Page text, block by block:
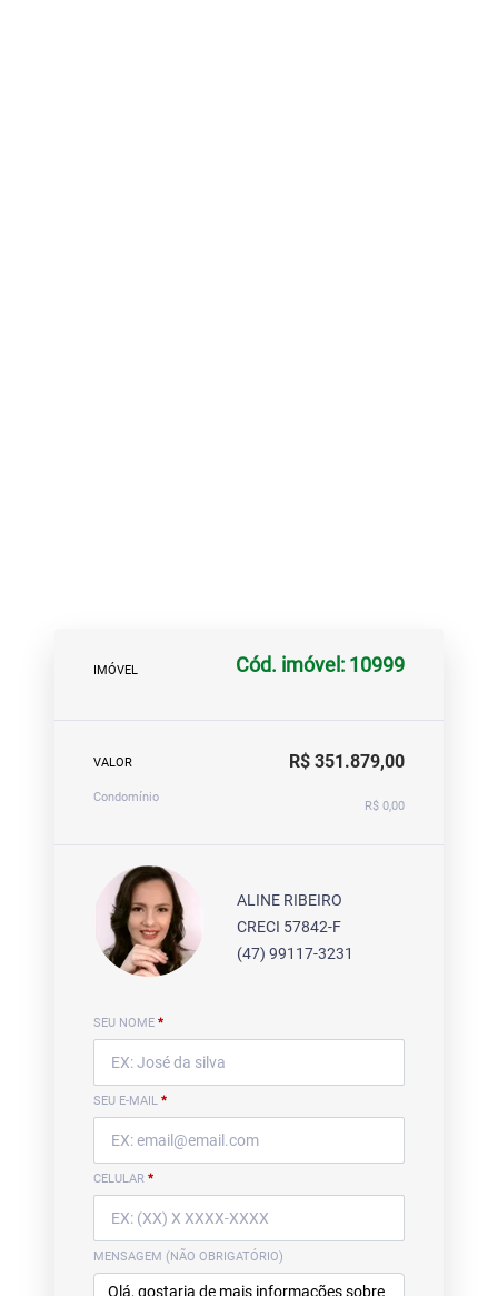
IMÓVEL Cód. imóvel: 10999
VALOR R$ 351.879,00
Condomínio
R$ 0,00
ALINE RIBEIRO
CRECI 57842-F
(47) 99117-3231
SEU NOME *
SEU E-MAIL *
CELULAR *
MENSAGEM (NÃO OBRIGATÓRIO)